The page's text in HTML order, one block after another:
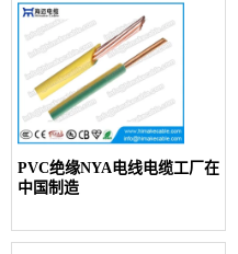
PVC绝缘NYA电线电缆工厂在
中国制造